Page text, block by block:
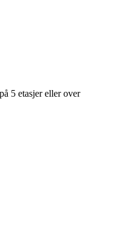
5 etasjer eller over